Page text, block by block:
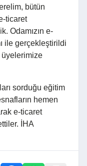
bütün
ticaret
Odamızın e-
ile gerçekleştirildi
üyelerimize
sorduğu eğitim
hemen
e-ticaret
İHA